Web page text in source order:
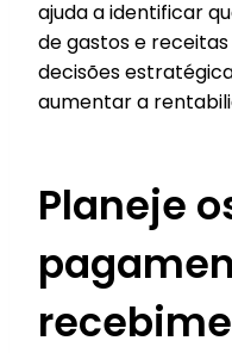
ajuda a identificar
de gastos e
decisões
aumentar a
Planeje